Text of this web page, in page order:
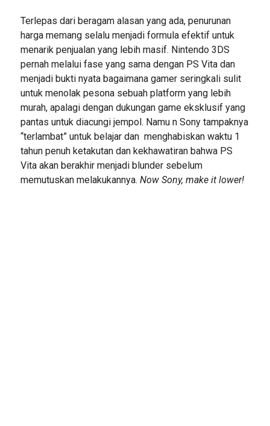
Terlepas dari beragam alasan yang ada, penurunan
harga memang selalu menjadi formula efektif untuk
menarik penjualan yang lebih masif. Nintendo 3DS
pernah melalui fase yang sama dengan PS Vita dan
menjadi bukti nyata bagaimana gamer seringkali sulit
untuk menolak pesona sebuah platform yang lebih
murah, apalagi dengan dukungan game eksklusif yang
pantas untuk diacungi jempol. Namu n Sony tampaknya
“terlambat” untuk belajar dan menghabiskan waktu 1
tahun penuh ketakutan dan kekhawatiran bahwa PS
Vita akan berakhir menjadi blunder sebelum
memutuskan melakukannya. Now Sony, make it lower!